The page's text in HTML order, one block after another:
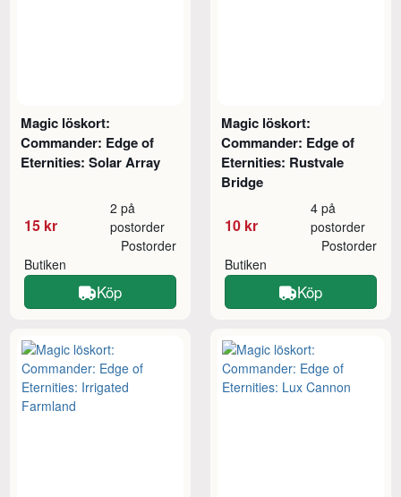
Magic löskort:
Commander: Edge of
Eternities: Solar Array
15 kr
2 på
postorder
Butiken
Postorder
Köp
Magic löskort:
Commander: Edge of
Eternities: Rustvale
Bridge
10 kr
4 på
postorder
Butiken
Postorder
Köp